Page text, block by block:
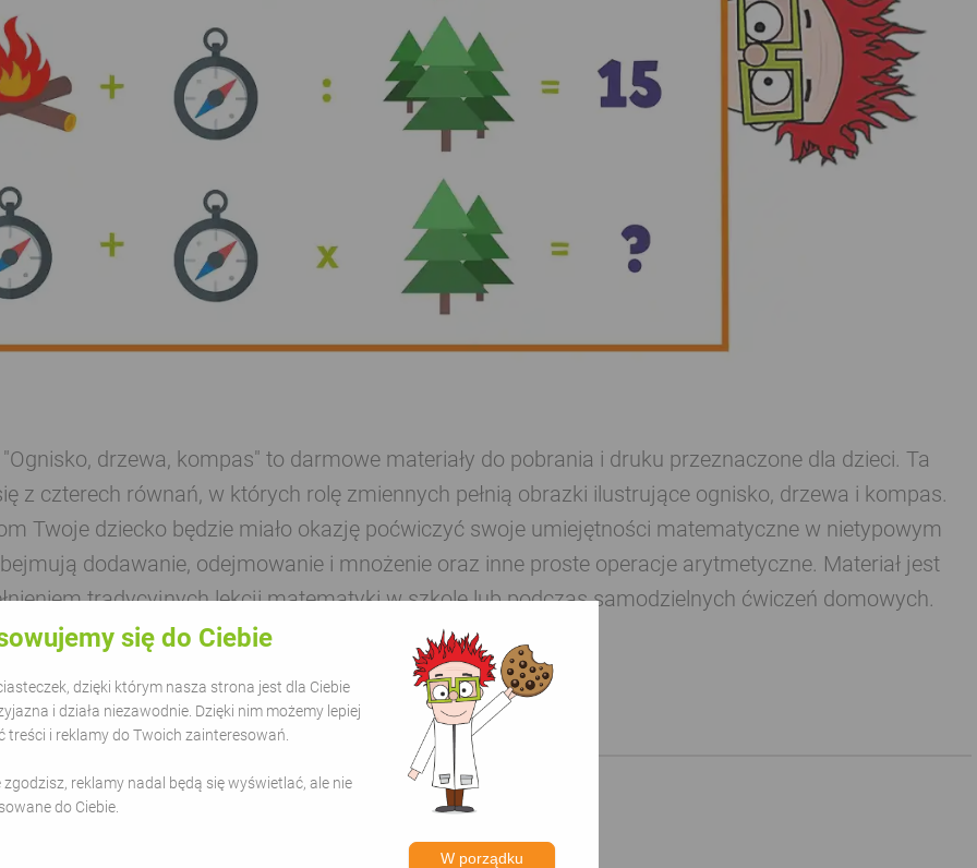
się do Ciebie
dzięki którym nasza strona jest dla Ciebie
i działa niezawodnie. Dzięki nim możemy lepiej
treści i reklamy do Twoich zainteresowań.
zgodzisz, reklamy nadal będą się wyświetlać, ale nie
do Ciebie.
W porządku
drzewa, kompas" to darmowe materiały do pobrania i druku przeznaczone dla dzieci. Ta
z czterech równań, w których rolę zmiennych pełnią obrazki ilustrujące ognisko, drzewa i kompas.
Twoje dziecko będzie miało okazję poćwiczyć swoje umiejętności matematyczne w nietypowym
dodawanie, odejmowanie i mnożenie oraz inne proste operacje arytmetyczne. Materiał jest
tradycyjnych lekcji matematyki w szkole lub podczas samodzielnych ćwiczeń domowych.
#zabawa #drzewo #ognisko
- Matematyka